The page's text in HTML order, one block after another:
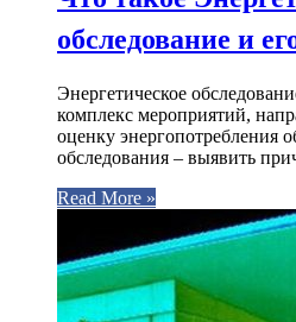
обследование и
Энергетическое
комплекс мероприятий,
оценку энергопотребления
обследования – выявить
Read More »